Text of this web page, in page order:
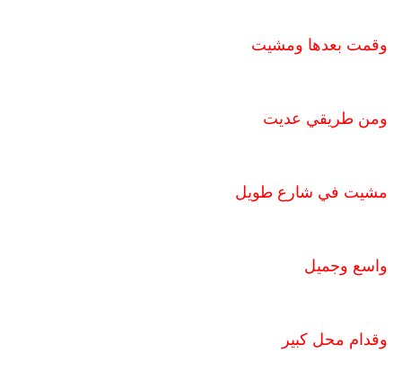
وقمت بعدها ومشيت
ومن طريقي عديت
مشيت في شارع طويل
واسع وجميل
وقدام محل كبير